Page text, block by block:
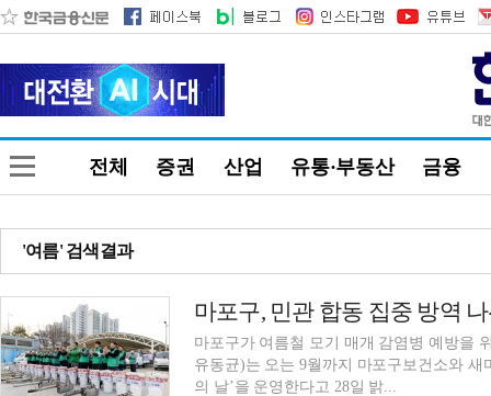
전체 증권 산업 유통·부동산 금융
'여름' 검색결과
마포구, 민관 합동 집중 방역
마포구가 여름철 모기 매개 감염병 예방을
유동균)는 오는 9월까지 마포구보건소와
의 날’을 운영한다고 28일 밝...